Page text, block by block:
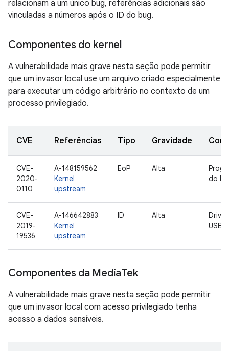
relacionam a um único bug, referências adicionais são
vinculadas a números após o ID do bug.
Componentes do kernel
A vulnerabilidade mais grave nesta seção pode permitir
que um invasor local use um arquivo criado especialmente
para executar um código arbitrário no contexto de um
processo privilegiado.
CVE Referências Tipo Gravidade
CVE-
2020-
0110
A-148159562
Kernel
upstream
EoP Alta
do
CVE-
2019-
19536
A-146642883
Kernel
upstream
ID Alta
USB
Componentes da MediaTek
A vulnerabilidade mais grave nesta seção pode permitir
que um invasor local com acesso privilegiado tenha
acesso a dados sensíveis.